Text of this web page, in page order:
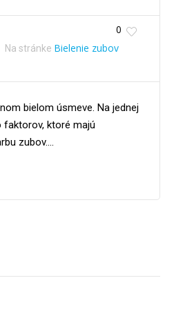
0
Na stránke Bielenie zubov
bielom úsmeve. Na jednej
ktoré majú
zubov....